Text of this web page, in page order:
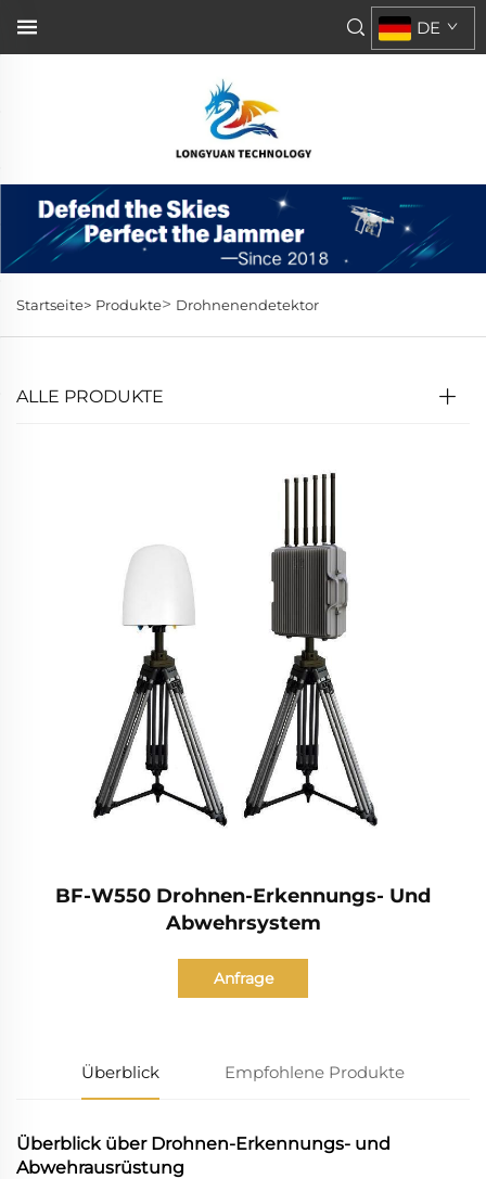
DE
Startseite> Produkte> Drohnenendetektor
ALLE PRODUKTE
BF-W550 Drohnen-Erkennungs- Und
Abwehrsystem
Anfrage
Überblick Empfohlene Produkte
Überblick über Drohnen-Erkennungs- und
Abwehrausrüstung